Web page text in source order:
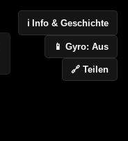
ℹ️ Info & Geschichte
📱 Gyro: Aus
🔗 Teilen